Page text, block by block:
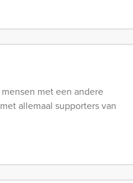
met een andere
allemaal supporters van